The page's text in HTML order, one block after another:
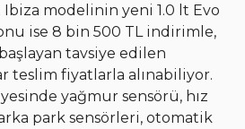
modelinin yeni 1.0 lt Evo
ise 8 bin 500 TL indirimle,
tavsiye edilen
teslim fiyatlarla alınabiliyor.
yağmur sensörü, hız
park sensörleri, otomatik